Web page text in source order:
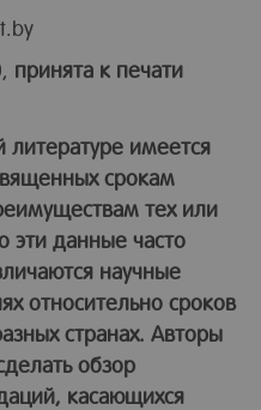
принята к печати
имеется
срокам
тех или
эти данные часто
научные
относительно сроков
странах. Авторы
обзор
касающихся